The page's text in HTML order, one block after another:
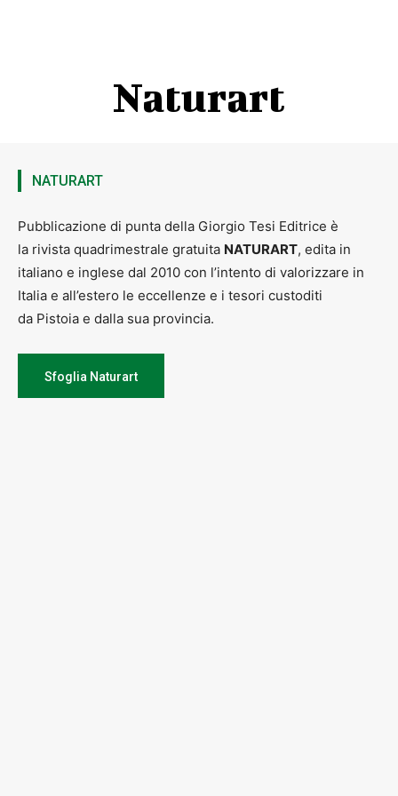
Naturart
NATURART
Pubblicazione di punta della Giorgio Tesi Editrice è
la rivista quadrimestrale gratuita NATURART, edita in
italiano e inglese dal 2010 con l’intento di valorizzare in
Italia e all’estero le eccellenze e i tesori custoditi
da Pistoia e dalla sua provincia.
Sfoglia Naturart